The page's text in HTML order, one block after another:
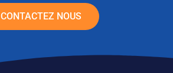
CONTACTEZ NOUS